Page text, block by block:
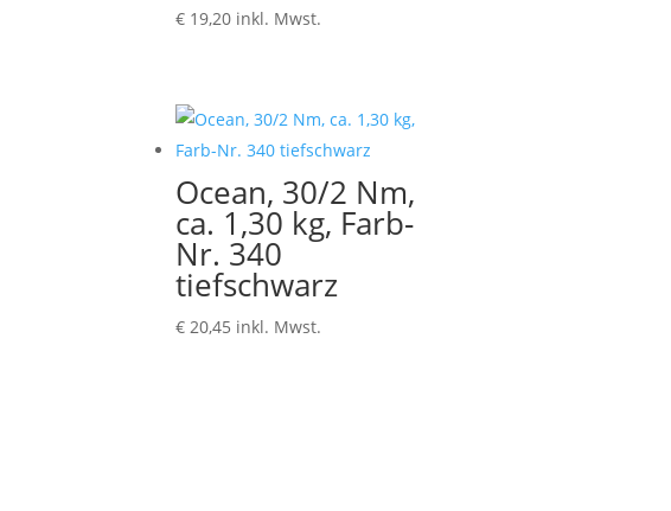
€ 19,20 inkl. Mwst.
Ocean, 30/2 Nm,
ca. 1,30 kg, Farb-
Nr. 340
tiefschwarz
€ 20,45 inkl. Mwst.